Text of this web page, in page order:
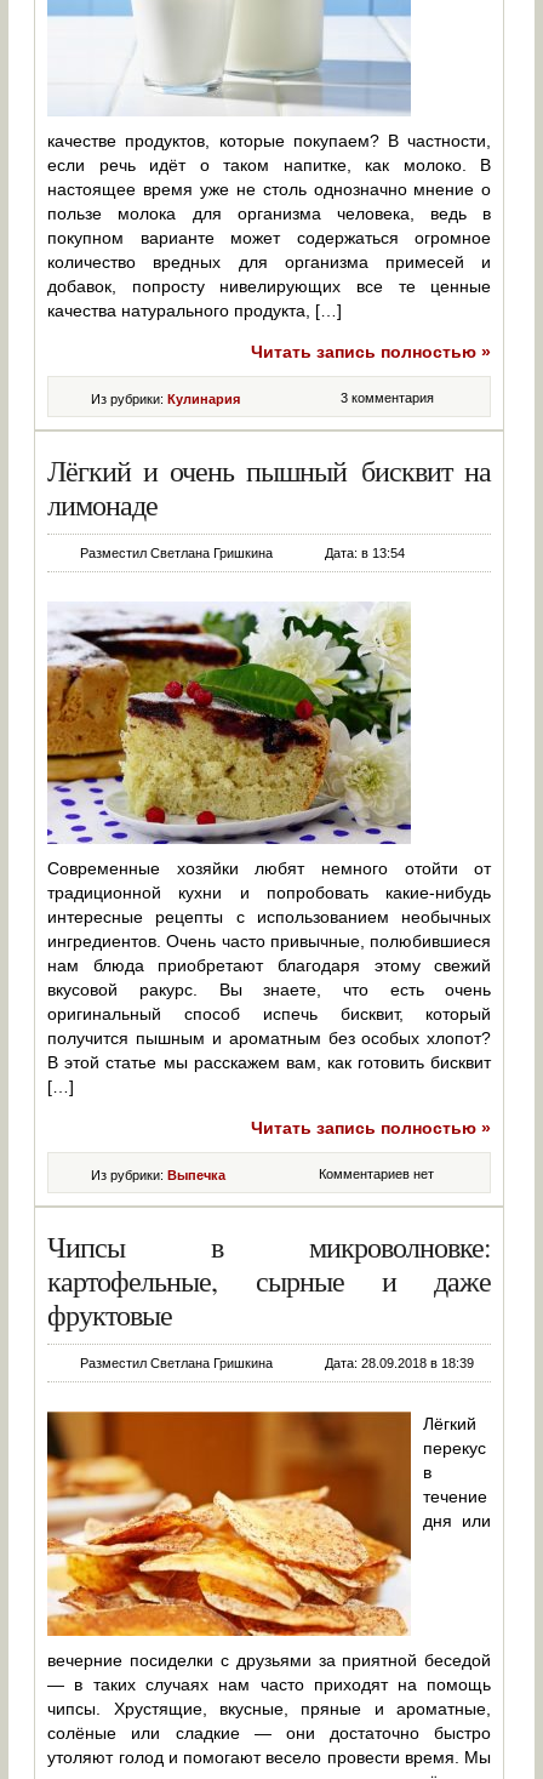
качестве продуктов, которые покупаем? В частности,
если речь идёт о таком напитке, как молоко. В
настоящее время уже не столь однозначно мнение о
пользе молока для организма человека, ведь в
покупном варианте может содержаться огромное
количество вредных для организма примесей и
добавок, попросту нивелирующих все те ценные
качества натурального продукта, […]
Читать запись полностью »
3 комментария
Из рубрики:Кулинария
Лёгкий и очень пышный бисквит на
лимонаде
Разместил Светлана Гришкина Дата: в 13:54
Современные хозяйки любят немного отойти от
традиционной кухни и попробовать какие-нибудь
интересные рецепты с использованием необычных
ингредиентов. Очень часто привычные, полюбившиеся
нам блюда приобретают благодаря этому свежий
вкусовой ракурс. Вы знаете, что есть очень
оригинальный способ испечь бисквит, который
получится пышным и ароматным без особых хлопот?
В этой статье мы расскажем вам, как готовить бисквит
[…]
Читать запись полностью »
Комментариев нет
Из рубрики:Выпечка
Чипсы в микроволновке:
картофельные, сырные и даже
фруктовые
Разместил Светлана Гришкина Дата: 28.09.2018 в 18:39
Лёгкий
перекус
в
течение
дня или
вечерние посиделки с друзьями за приятной беседой
— в таких случаях нам часто приходят на помощь
чипсы. Хрустящие, вкусные, пряные и ароматные,
солёные или сладкие — они достаточно быстро
утоляют голод и помогают весело провести время. Мы